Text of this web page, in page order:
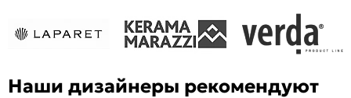
Наши дизайнеры рекомендуют